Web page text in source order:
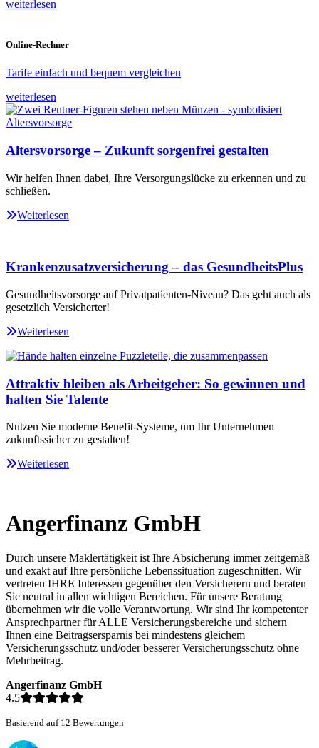
weiterlesen
Online-Rechner
Tarife einfach und bequem vergleichen
weiterlesen
Altersvorsorge – Zukunft sorgenfrei gestalten
Wir helfen Ihnen dabei, Ihre Versorgungslücke zu erkennen und zu
schließen.
Weiterlesen
Krankenzusatzversicherung – das GesundheitsPlus
Gesundheitsvorsorge auf Privatpatienten-Niveau? Das geht auch als
gesetzlich Versicherter!
Weiterlesen
Attraktiv bleiben als Arbeitgeber: So gewinnen und
halten Sie Talente
Nutzen Sie moderne Benefit-Systeme, um Ihr Unternehmen
zukunftssicher zu gestalten!
Weiterlesen
Angerfinanz GmbH
Durch unsere Maklertätigkeit ist Ihre Absicherung immer zeitgemäß
und exakt auf Ihre persönliche Lebenssituation zugeschnitten. Wir
vertreten IHRE Interessen gegenüber den Versicherern und beraten
Sie neutral in allen wichtigen Bereichen. Für unsere Beratung
übernehmen wir die volle Verantwortung. Wir sind Ihr kompetenter
Ansprechpartner für ALLE Versicherungsbereiche und sichern
Ihnen eine Beitragsersparnis bei mindestens gleichem
Versicherungsschutz und/oder besserer Versicherungsschutz ohne
Mehrbeitrag.
Angerfinanz GmbH
4.5
Basierend auf 12 Bewertungen